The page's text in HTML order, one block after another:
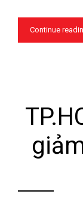
Continue